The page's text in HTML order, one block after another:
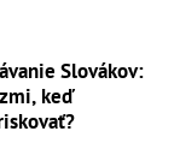
Slovákov:
keď